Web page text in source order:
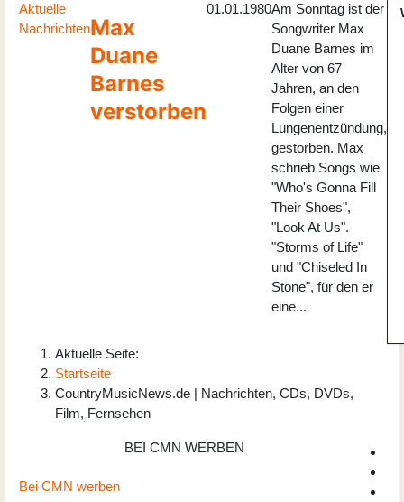
Aktuelle
NachrichtenMax
Duane
Barnes
verstorben
01.01.1980Am Sonntag ist der
Songwriter Max
Duane Barnes im
Alter von 67
Jahren, an den
Folgen einer
Lungenentzündung,
gestorben. Max
schrieb Songs wie
"Who's Gonna Fill
Their Shoes",
"Look At Us".
"Storms of Life"
und "Chiseled In
Stone", für den er
eine...
Aktuelle Seite:
Startseite
CountryMusicNews.de | Nachrichten, CDs, DVDs,
Film, Fernsehen
BEI CMN WERBEN
Bei CMN werben